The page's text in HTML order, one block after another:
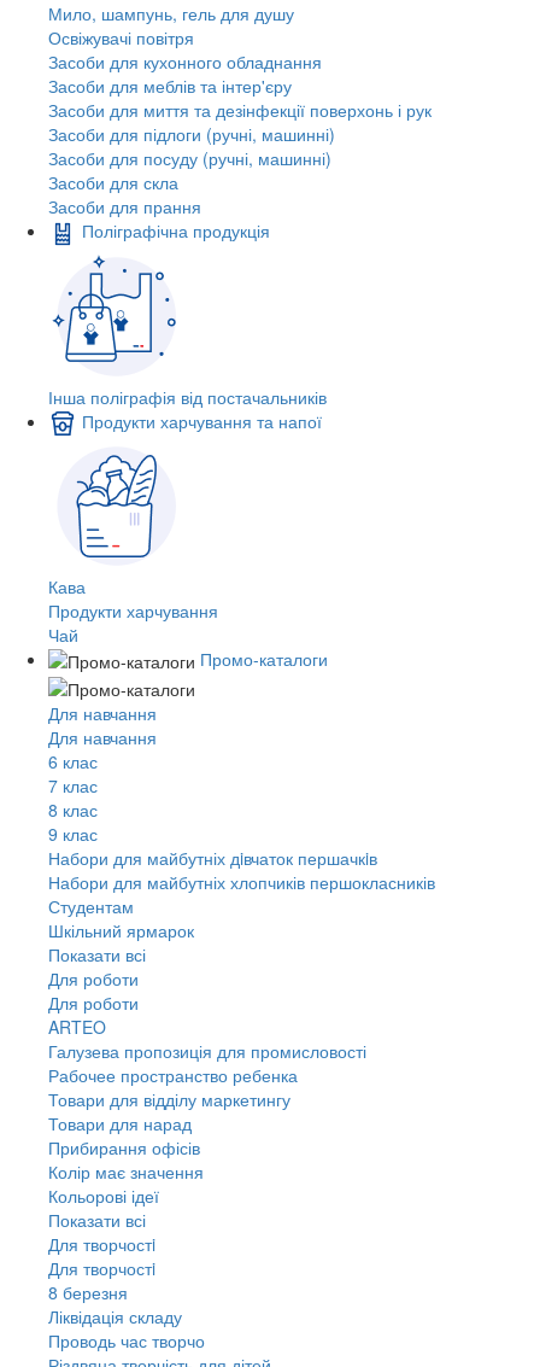
Мило, шампунь, гель для душу
Освіжувачі повітря
Засоби для кухонного обладнання
Засоби для меблів та інтер'єру
Засоби для миття та дезінфекції поверхонь і рук
Засоби для підлоги (ручні, машинні)
Засоби для посуду (ручні, машинні)
Засоби для скла
Засоби для прання
Поліграфічна продукція
Інша поліграфія від постачальників
Продукти харчування та напої
Кава
Продукти харчування
Чай
Промо-каталоги
Для навчання
Для навчання
6 клас
7 клас
8 клас
9 клас
Набори для майбутніх дiвчаток першачкiв
Набори для майбутніх хлопчиків першокласників
Студентам
Шкільний ярмарок
Показати всі
Для роботи
Для роботи
ARTEO
Галузева пропозиція для промисловості
Рабочее пространство ребенка
Товари для відділу маркетингу
Товари для нарад
Прибирання офісів
Колір має значення
Кольорові ідеї
Показати всі
Для творчостi
Для творчостi
8 березня
Ліквідація складу
Проводь час творчо